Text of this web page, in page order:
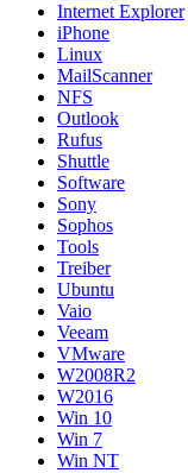
Internet Explorer
iPhone
Linux
MailScanner
NFS
Outlook
Rufus
Shuttle
Software
Sony
Sophos
Tools
Treiber
Ubuntu
Vaio
Veeam
VMware
W2008R2
W2016
Win 10
Win 7
Win NT